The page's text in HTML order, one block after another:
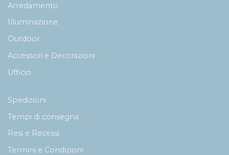
Arredamento
Illuminazione
Outdoor
Accessori e Decorazioni
Ufficio
Spedizioni
Tempi di consegna
Resi e Recessi
Termini e Condizioni